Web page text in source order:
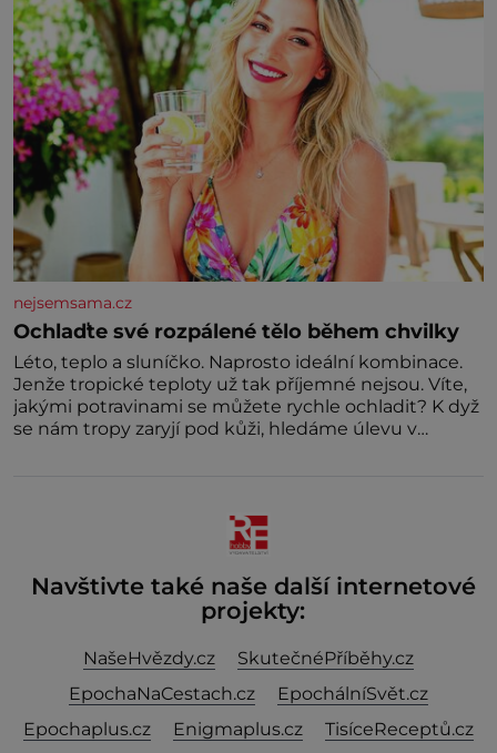
nejsemsama.cz
Ochlaďte své rozpálené tělo během chvilky
Léto, teplo a sluníčko. Naprosto ideální kombinace.
Jenže tropické teploty už tak příjemné nejsou. Víte,
jakými potravinami se můžete rychle ochladit? K dyž
se nám tropy zaryjí pod kůži, hledáme úlevu v
Navštivte také naše další internetové
projekty:
NašeHvězdy.cz
SkutečnéPříběhy.cz
EpochaNaCestach.cz
EpochálníSvět.cz
Epochaplus.cz
Enigmaplus.cz
TisíceReceptů.cz